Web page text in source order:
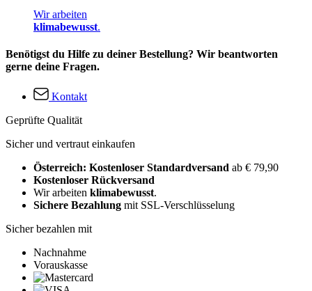
Wir arbeiten
klimabewusst.
Benötigst du Hilfe zu deiner Bestellung? Wir beantworten
gerne deine Fragen.
Kontakt
Geprüfte Qualität
Sicher und vertraut einkaufen
Österreich: Kostenloser Standardversand ab € 79,90
Kostenloser Rückversand
Wir arbeiten klimabewusst.
Sichere Bezahlung mit SSL-Verschlüsselung
Sicher bezahlen mit
Nachnahme
Vorauskasse